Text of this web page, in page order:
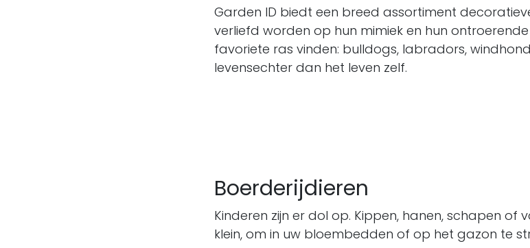
Garden ID biedt een breed assortiment
verliefd worden op hun mimiek en hun ontroerende
favoriete ras vinden: bulldogs, labradors,
levensechter dan het leven zelf.
Boerderijdieren
Kinderen zijn er dol op. Kippen, hanen, schapen of
klein, om in uw bloembedden of op het gazon te